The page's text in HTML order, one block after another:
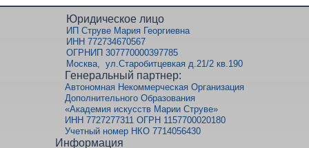
Юридическое лицо
ИП Струве Мария Георгиевна
ИНН 772734670567
ОГРНИП 307770000397785
Москва, ул.Старобитцевкая д.21/2 кв.190
Генеральный партнер:
Автономная Некоммерческая Организация
Дополнительного Образования
«Академия искусств Марии Струве»
ИНН 7727277311 ОГРН 1157700020180
Учетный номер НКО 7714056430
Информация